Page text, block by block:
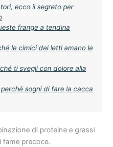
ecco il segreto per
frange a tendina
le cimici dei letti amano le
ti svegli con dolore alla
sogni di fare la cacca
di proteine e grassi
fame precoce.